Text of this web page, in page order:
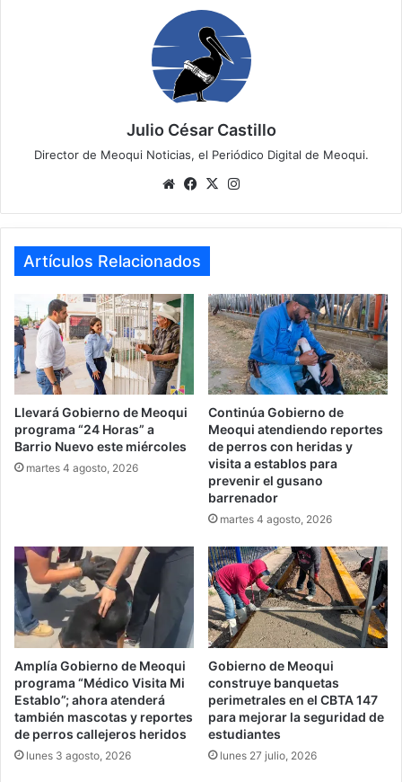
Julio César Castillo
Director de Meoqui Noticias, el Periódico Digital de Meoqui.
WebsiteFacebook
X
Artículos Relacionados
Llevará Gobierno de Meoqui
programa “24 Horas” a
Barrio Nuevo este miércoles
martes 4 agosto, 2026
Continúa Gobierno de
Meoqui atendiendo reportes
de perros con heridas y
visita a establos para
prevenir el gusano
barrenador
martes 4 agosto, 2026
Amplía Gobierno de Meoqui
programa “Médico Visita Mi
Establo”; ahora atenderá
también mascotas y reportes
de perros callejeros heridos
lunes 3 agosto, 2026
Gobierno de Meoqui
construye banquetas
perimetrales en el CBTA 147
para mejorar la seguridad de
estudiantes
lunes 27 julio, 2026